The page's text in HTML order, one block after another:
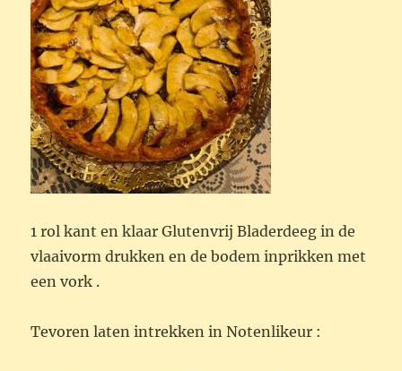
1 rol kant en klaar Glutenvrij Bladerdeeg in de
vlaaivorm drukken en de bodem inprikken met
een vork .
Tevoren laten intrekken in Notenlikeur :